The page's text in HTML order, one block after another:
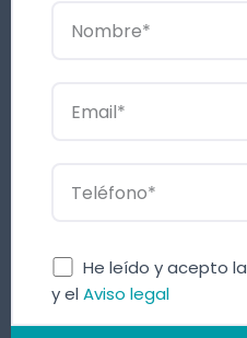
He leído y acepto la
y el Aviso legal